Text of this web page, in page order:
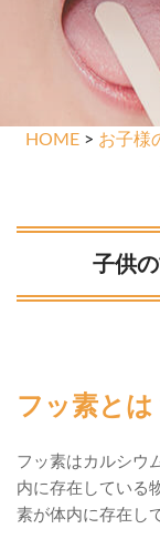
HOME> お子様
子供
フッ素とは
フッ素はカルシウ
内に存在している
素が体内に存在し